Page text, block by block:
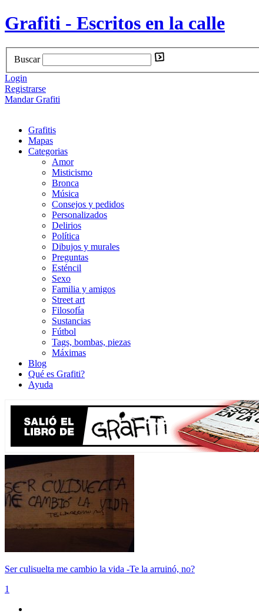
Grafiti - Escritos en la calle
Buscar
Login
Registrarse
Mandar Grafiti
Grafitis
Mapas
Categorias
Amor
Misticismo
Bronca
Música
Consejos y pedidos
Personalizados
Delirios
Política
Dibujos y murales
Preguntas
Esténcil
Sexo
Familia y amigos
Street art
Filosofía
Sustancias
Fútbol
Tags, bombas, piezas
Máximas
Blog
Qué es Grafiti?
Ayuda
Ser culisuelta me cambio la vida -Te la arruinó, no?
1